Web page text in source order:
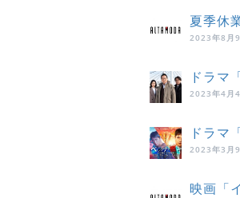
夏季休
2023年8月
ドラマ
2023年4月
ドラマ
2023年3月
映画「